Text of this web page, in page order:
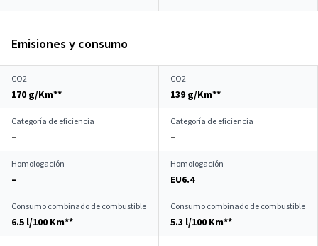
Emisiones y consumo
CO2
170 g/Km**
CO2
139 g/Km**
Categoría de eficiencia
–
Categoría de eficiencia
–
Homologación
–
Homologación
EU6.4
Consumo combinado de combustible
6.5 l/100 Km**
Consumo combinado de combustible
5.3 l/100 Km**